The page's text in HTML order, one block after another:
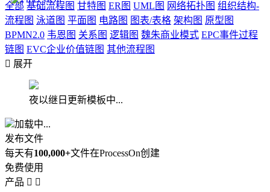
全部 基础流程图 甘特图 ER图 UML图 网络拓扑图 组织结构-
流程图 泳道图 平面图 电路图 图表/表格 架构图 原型图
BPMN2.0 韦恩图 关系图 逻辑图 魏朱商业模式 EPC事件过程
链图 EVC企业价值链图 其他流程图
 展开
夜以继日更新模板中...
加载中...
发布文件
每天有100,000+文件在ProcessOn创建
免费使用
产品  